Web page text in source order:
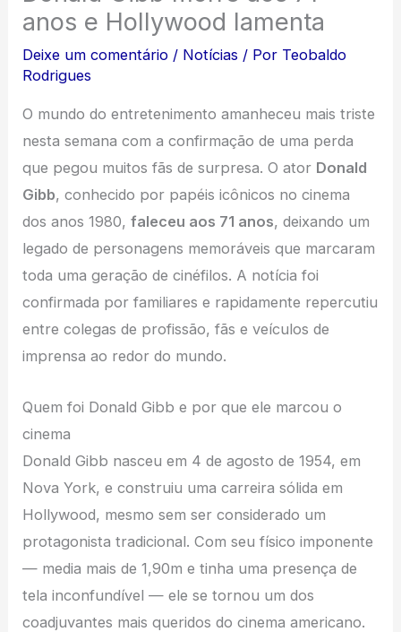
anos e Hollywood lamenta
Deixe um comentário / Notícias / Por Teobaldo
Rodrigues
O mundo do entretenimento amanheceu mais triste
nesta semana com a confirmação de uma perda
que pegou muitos fãs de surpresa. O ator Donald
Gibb, conhecido por papéis icônicos no cinema
dos anos 1980,faleceu aos 71 anos, deixando um
legado de personagens memoráveis que marcaram
toda uma geração de cinéfilos. A notícia foi
confirmada por familiares e rapidamente repercutiu
entre colegas de profissão, fãs e veículos de
imprensa ao redor do mundo.
Quem foi Donald Gibb e por que ele marcou o
cinema
Donald Gibb nasceu em 4 de agosto de 1954, em
Nova York, e construiu uma carreira sólida em
Hollywood, mesmo sem ser considerado um
protagonista tradicional. Com seu físico imponente
— media mais de 1,90m e tinha uma presença de
tela inconfundível — ele se tornou um dos
coadjuvantes mais queridos do cinema americano.